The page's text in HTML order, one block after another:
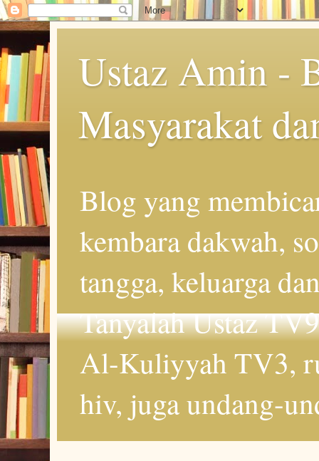
Ustaz Amin -
Masyarakat
Blog yang
kembara dakwah,
tangga, keluarga
Tanyalah Ustaz
Al-Kuliyyah TV3,
hiv, juga undang-